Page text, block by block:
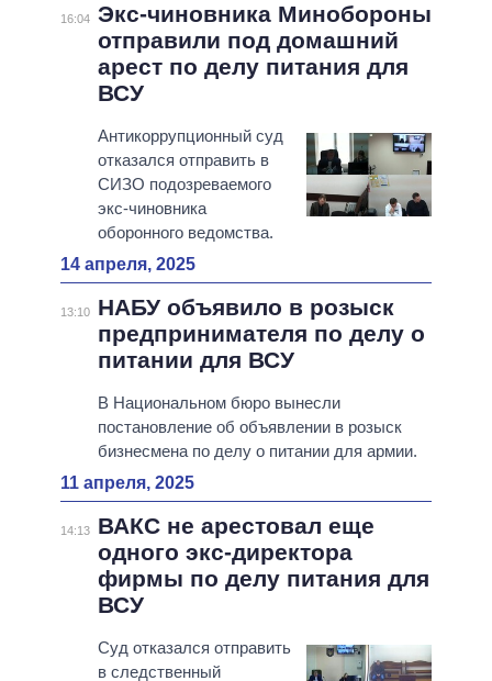
16:04 Экс-чиновника Минобороны
отправили под домашний
арест по делу питания для
ВСУ
Антикоррупционный суд
отказался отправить в
СИЗО подозреваемого
экс-чиновника
оборонного ведомства.
14 апреля, 2025
13:10
НАБУ объявило в розыск
предпринимателя по делу о
питании для ВСУ
В Национальном бюро вынесли
постановление об объявлении в розыск
бизнесмена по делу о питании для армии.
11 апреля, 2025
14:13
ВАКС не арестовал еще
одного экс-директора
фирмы по делу питания для
ВСУ
Суд отказался отправить
в следственный